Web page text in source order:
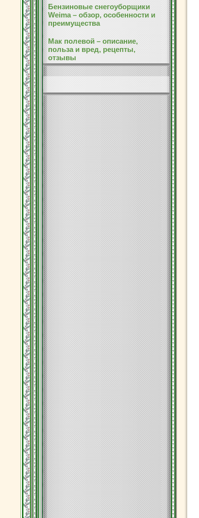
Бензиновые снегоуборщики
Weima – обзор, особенности и
преимущества
Мак полевой – описание,
польза и вред, рецепты,
отзывы